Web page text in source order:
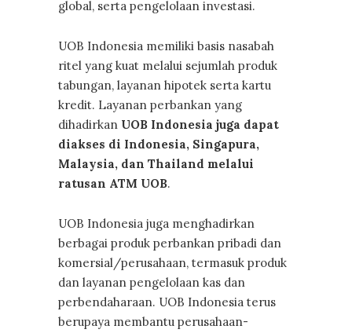
global, serta pengelolaan investasi.
UOB Indonesia memiliki basis nasabah
ritel yang kuat melalui sejumlah produk
tabungan, layanan hipotek serta kartu
kredit. Layanan perbankan yang
dihadirkan UOB Indonesia juga dapat
diakses di Indonesia, Singapura,
Malaysia, dan Thailand melalui
ratusan ATM UOB.
UOB Indonesia juga menghadirkan
berbagai produk perbankan pribadi dan
komersial/perusahaan, termasuk produk
dan layanan pengelolaan kas dan
perbendaharaan. UOB Indonesia terus
berupaya membantu perusahaan-